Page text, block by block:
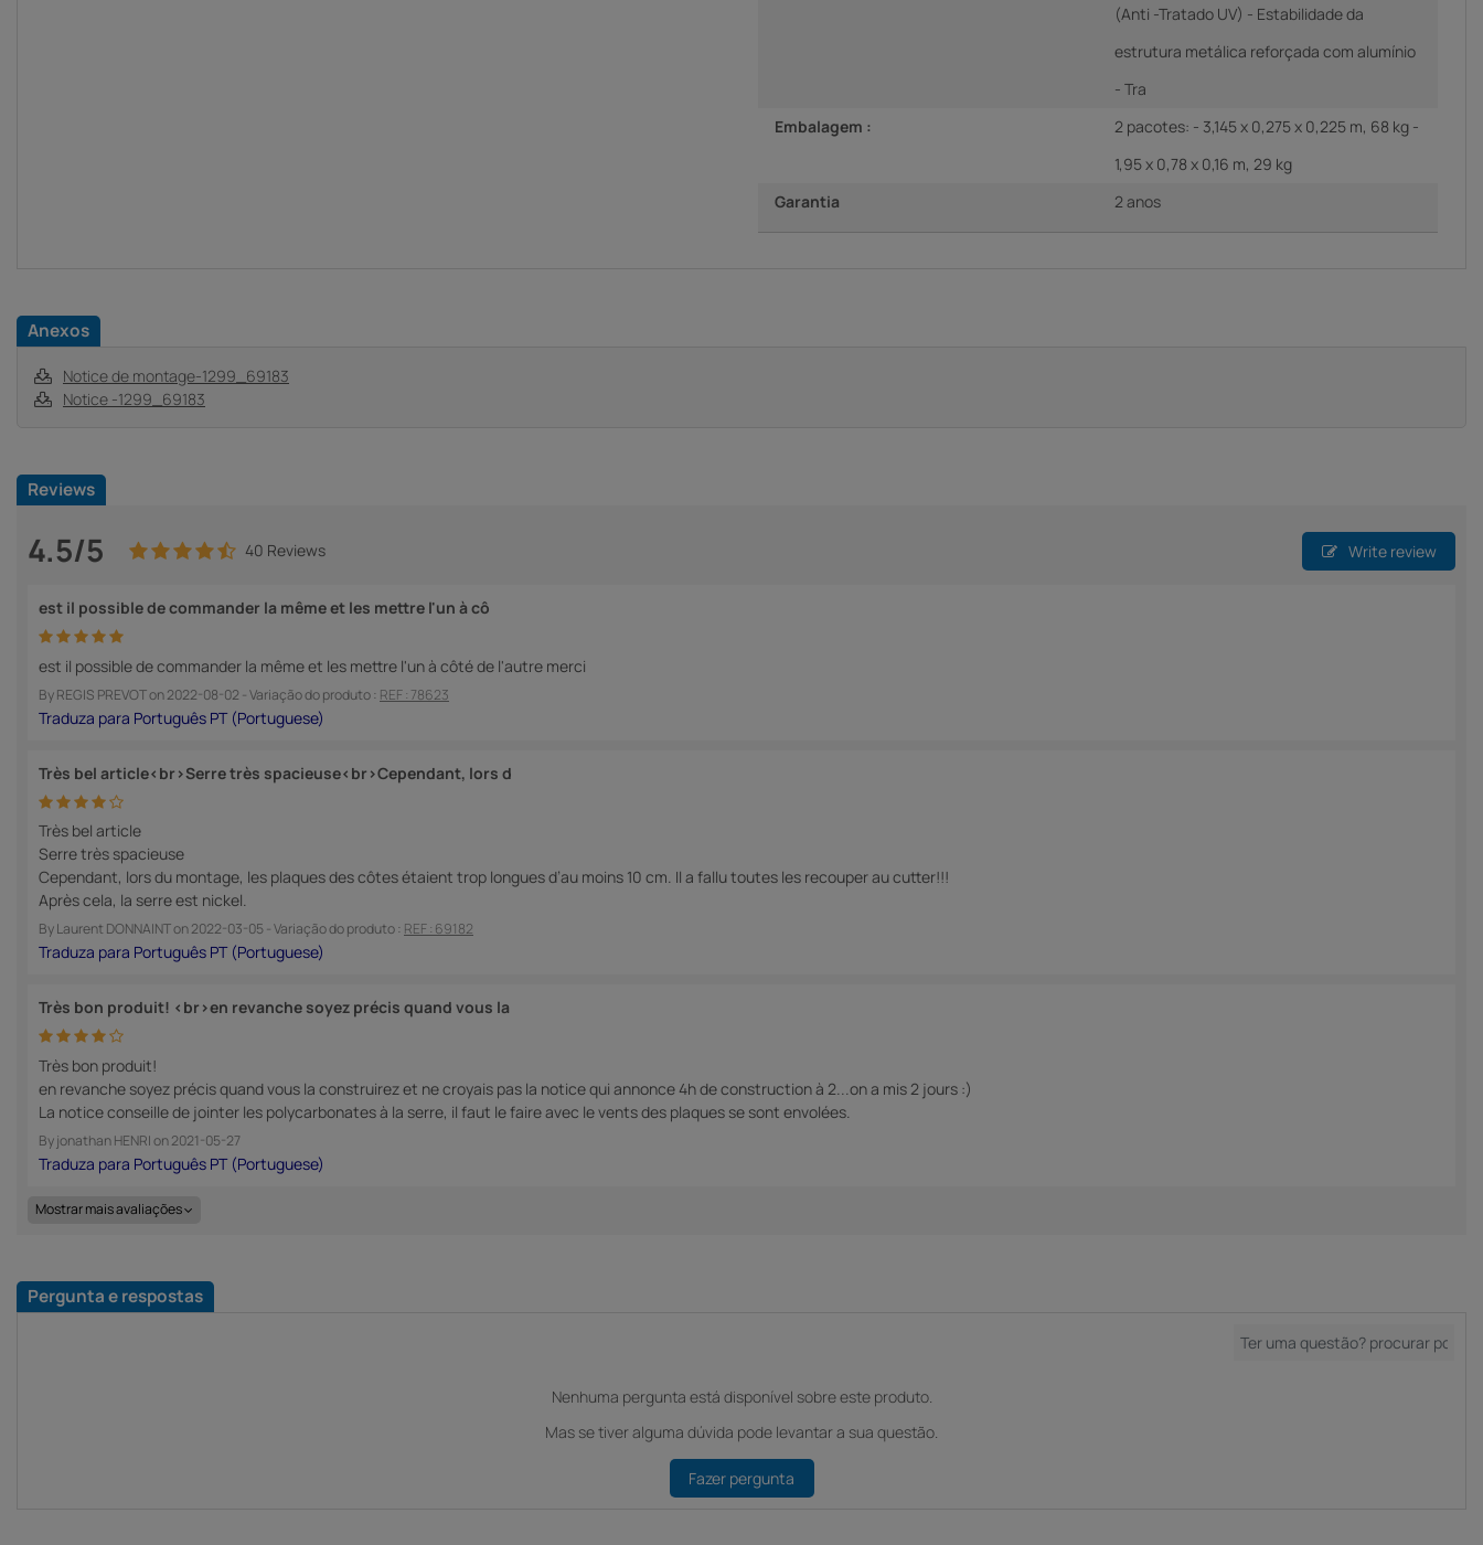
(Anti -Tratado UV) - Estabilidade da
estrutura metálica reforçada com alumínio
- Tra
Embalagem :
2 pacotes: - 3,145 x 0,275 x 0,225 m, 68 kg -
1,95 x 0,78 x 0,16 m, 29 kg
Garantia
2 anos
Anexos
Notice de montage-1299_69183
Notice -1299_69183
Reviews
4.5/5 40 Reviews Write review
est il possible de commander la même et les mettre l'un à cô
est il possible de commander la même et les mettre l'un à côté de l'autre merci
ByREGIS PREVOTon2022-08-02 - Variação do produto : REF : 78623
Très bel article<br>Serre très spacieuse<br>Cependant, lors d
Très bel article
Serre très spacieuse
Cependant, lors du montage, les plaques des côtes étaient trop longues d’au moins 10 cm. Il a fallu toutes les recouper au cutter!!!
Après cela, la serre est nickel.
ByLaurent DONNAINTon2022-03-05- Variação do produto : REF : 69182
Très bon produit! <br>en revanche soyez précis quand vous la
Très bon produit!
en revanche soyez précis quand vous la construirez et ne croyais pas la notice qui annonce 4h de construction à 2...on a mis 2 jours :)
La notice conseille de jointer les polycarbonates à la serre, il faut le faire avec le vents des plaques se sont envolées.
Byjonathan HENRIon2021-05-27
Mostrar mais avaliações
Pergunta e respostas
Nenhuma pergunta está disponível sobre este produto.
Mas se tiver alguma dúvida pode levantar a sua questão.
Fazer pergunta